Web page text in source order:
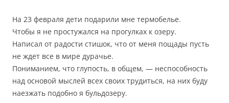
На 23 февраля дети подарили мне термобелье.
Чтобы я не простужался на прогулках к озеру.
Написал от радости стишок, что от меня пощады пусть
не ждет все в мире дурачье.
Пониманием, что глупость, в общем, — неспособность
над основой мыслей всех своих трудиться, на них буду
наезжать подобно я бульдозеру.